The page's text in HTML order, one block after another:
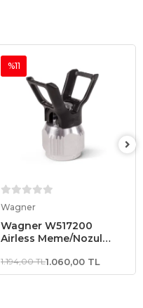
Wagner
Wagner W517200
Airless Meme/Nozul
%11
1.194,00 TL1.060,00 TL